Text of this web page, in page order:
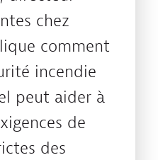
chez
comment
incendie
peut aider à
de
des